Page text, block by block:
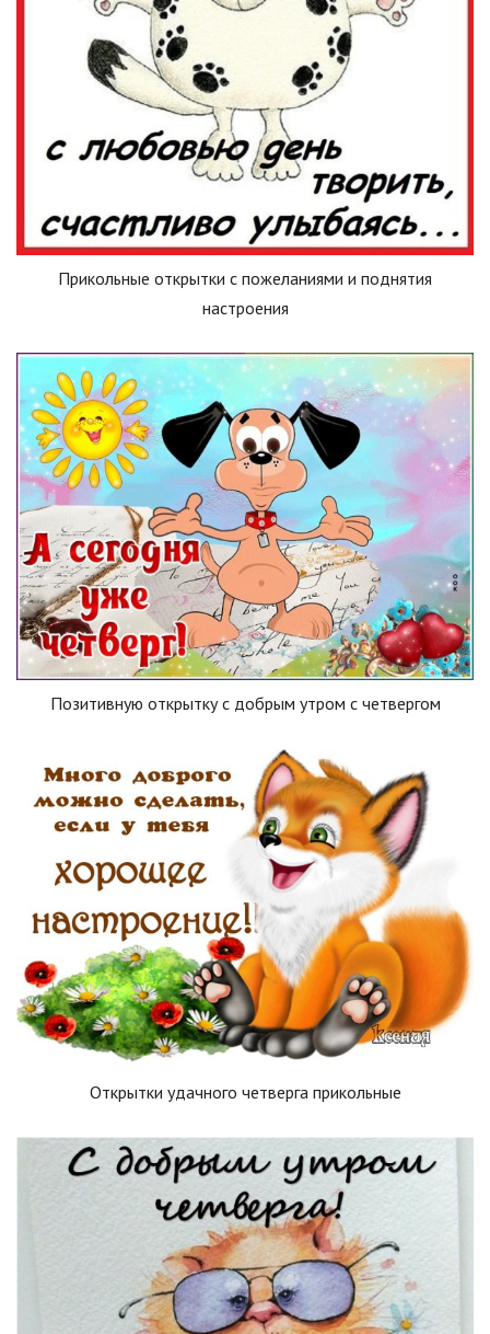
Прикольные открытки с пожеланиями и поднятия
настроения
Позитивную открытку с добрым утром с четвергом
Открытки удачного четверга прикольные